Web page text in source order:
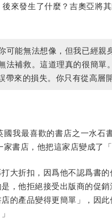
來發生了什麼？吉奧亞將
可能無法想像，但我已經
法補救。這道理真的很簡
來的損失。你只有從高層
我最喜歡的書店之一水
書店，他把這家店變成了「
大折扣，因爲他不認爲書
，他拒絕接受出版商的促
的產品變得更簡單」，